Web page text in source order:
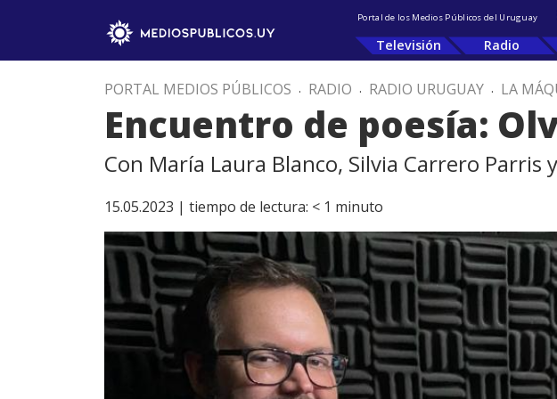
Portal de los Medios Públicos del Uruguay
Televisión Radio
PORTAL MEDIOS PÚBLICOS . RADIO . RADIO URUGUAY . LA
Encuentro de poesía:
Con María Laura Blanco, Silvia Carrero Parris
15.05.2023 | tiempo de lectura: < 1 minuto